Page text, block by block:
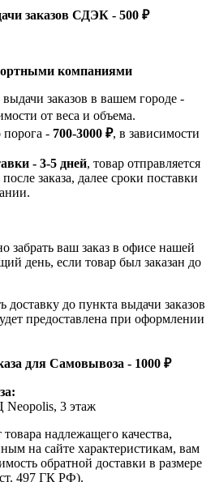
заказов СДЭК - 500 ₽
компаниями
заказов в вашем городе -
от веса и объема.
порога - 700-3000 ₽, в зависимости
- 3-5 дней, товар отправляется
заказа, далее сроки поставки
забрать ваш заказ в офисе нашей
день, если товар был заказан до
доставку до пункта выдачи заказов
предоставлена при оформлении
для Самовывоза - 1000 ₽
Neopolis, 3 этаж
надлежащего качества,
на сайте характеристикам, вам
обратной доставки в размере
497 ГК РФ).